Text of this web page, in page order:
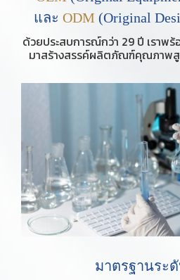
และ ODM (Original
ด้วยประสบการณ์กว่า 29 ปี เราพ
มาสร้างสรรค์ผลิตภัณฑ์คุณภาพ
มาตรฐานระ